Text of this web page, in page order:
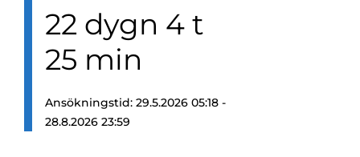
22 dygn 4 t
25 min
Ansökningstid: 29.5.2026 05:18 -
28.8.2026 23:59